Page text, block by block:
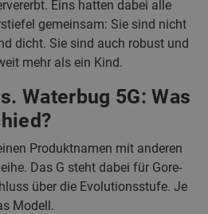
Eins hatten dabei alle
gemeinsam: Sie sind nicht
dicht. Sie sind auch robust und
mehr als ein Kind.
Waterbug 5G: Was
Produktnamen mit anderen
Das G steht dabei für Gore-
über die Evolutionsstufe. Je
Modell.